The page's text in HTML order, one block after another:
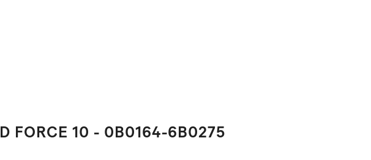
FORCE 10 - 0B0164-6B0275